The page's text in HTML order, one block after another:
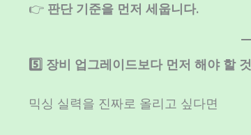
👉 판단 기준을 먼저 세웁니다.
5️⃣ 장비 업그레이드보다 먼저 해야 할 것
믹싱 실력을 진짜로 올리고 싶다면